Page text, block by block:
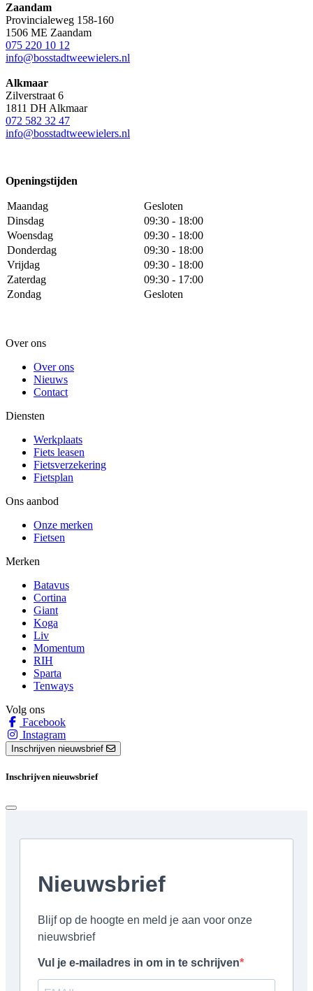
Zaandam
Provincialeweg 158-160
1506 ME Zaandam
075 220 10 12
info@bosstadtweewielers.nl
Alkmaar
Zilverstraat 6
1811 DH Alkmaar
072 582 32 47
info@bosstadtweewielers.nl
Openingstijden
Maandag
Gesloten
Dinsdag
09:30 - 18:00
Woensdag
09:30 - 18:00
Donderdag
09:30 - 18:00
Vrijdag
09:30 - 18:00
Zaterdag
09:30 - 17:00
Zondag
Gesloten
Over ons
Over ons
Nieuws
Contact
Diensten
Werkplaats
Fiets leasen
Fietsverzekering
Fietsplan
Ons aanbod
Onze merken
Fietsen
Merken
Batavus
Cortina
Giant
Koga
Liv
Momentum
RIH
Sparta
Tenways
Volg ons
Facebook
Instagram
Inschrijven nieuwsbrief
Inschrijven nieuwsbrief